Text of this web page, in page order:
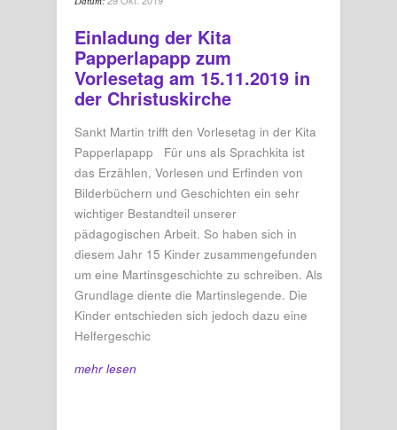
Einladung der Kita
Papperlapapp zum
Vorlesetag am 15.11.2019 in
der Christuskirche
Sankt Martin trifft den Vorlesetag in der Kita
Papperlapapp Für uns als Sprachkita ist
das Erzählen, Vorlesen und Erfinden von
Bilderbüchern und Geschichten ein sehr
wichtiger Bestandteil unserer
pädagogischen Arbeit. So haben sich in
diesem Jahr 15 Kinder zusammengefunden
um eine Martinsgeschichte zu schreiben. Als
Grundlage diente die Martinslegende. Die
Kinder entschieden sich jedoch dazu eine
Helfergeschic
mehr lesen